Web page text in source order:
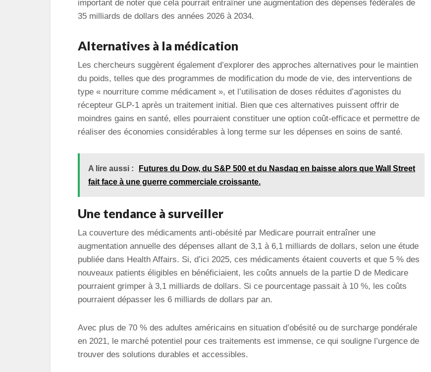
important de noter que cela pourrait entraîner une augmentation des dépenses fédérales de
35 milliards de dollars des années 2026 à 2034.
Alternatives à la médication
Les chercheurs suggèrent également d’explorer des approches alternatives pour le maintien
du poids, telles que des programmes de modification du mode de vie, des interventions de
type « nourriture comme médicament », et l’utilisation de doses réduites d’agonistes du
récepteur GLP-1 après un traitement initial. Bien que ces alternatives puissent offrir de
moindres gains en santé, elles pourraient constituer une option coût-efficace et permettre de
réaliser des économies considérables à long terme sur les dépenses en soins de santé.
A lire aussi :
Futures du Dow, du S&P 500 et du Nasdaq en baisse alors que Wall Street
fait face à une guerre commerciale croissante.
Une tendance à surveiller
La couverture des médicaments anti-obésité par Medicare pourrait entraîner une
augmentation annuelle des dépenses allant de 3,1 à 6,1 milliards de dollars, selon une étude
publiée dans Health Affairs. Si, d’ici 2025, ces médicaments étaient couverts et que 5 % des
nouveaux patients éligibles en bénéficiaient, les coûts annuels de la partie D de Medicare
pourraient grimper à 3,1 milliards de dollars. Si ce pourcentage passait à 10 %, les coûts
pourraient dépasser les 6 milliards de dollars par an.
Avec plus de 70 % des adultes américains en situation d’obésité ou de surcharge pondérale
en 2021, le marché potentiel pour ces traitements est immense, ce qui souligne l’urgence de
trouver des solutions durables et accessibles.